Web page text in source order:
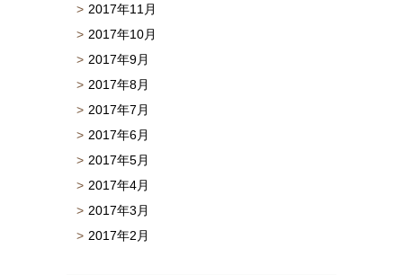
2017年11月
2017年10月
2017年9月
2017年8月
2017年7月
2017年6月
2017年5月
2017年4月
2017年3月
2017年2月